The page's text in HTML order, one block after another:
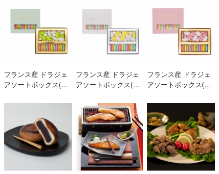
フランス産 ドラジェ
アソートボックス(パ
フランス産 ドラジェ
アソートボックス(ホ
フランス産 ドラジェ
アソートボックス(パ